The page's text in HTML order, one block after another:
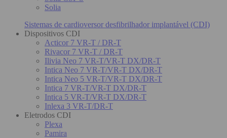
Solia
Sistemas de cardioversor desfibrilhador implantável (CDI)
Dispositivos CDI
Acticor 7 VR-T / DR-T
Rivacor 7 VR-T / DR-T
Ilivia Neo 7 VR-T/VR-T DX/DR-T
Intica Neo 7 VR-T/VR-T DX/DR-T
Intica Neo 5 VR-T/VR-T DX/DR-T
Intica 7 VR-T/VR-T DX/DR-T
Intica 5 VR-T/VR-T DX/DR-T
Inlexa 3 VR-T/DR-T
Eletrodos CDI
Plexa
Pamira